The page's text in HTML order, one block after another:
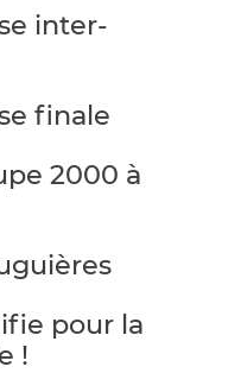
inter-
finale
2000 à
pour la
!